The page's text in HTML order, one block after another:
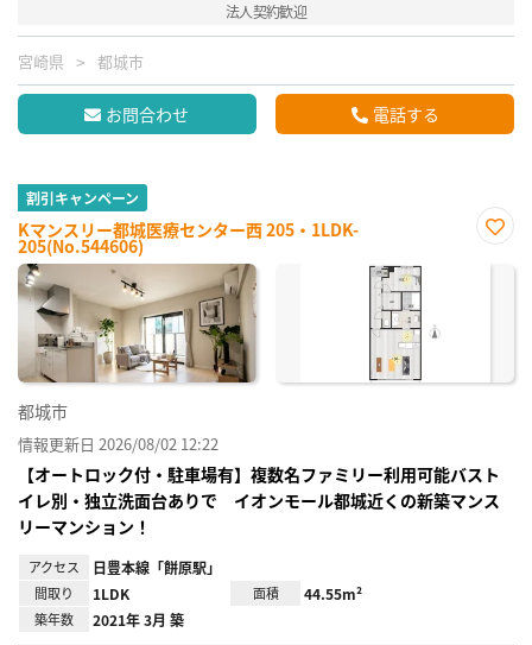
法人契約歓迎
宮崎県 都城市
お問合わせ 電話する
割引キャンペーン
Kマンスリー都城医療センター西 205・1LDK-
205(No.544606)
に入
都城市
情報更新日 2026/08/02 12:22
【オートロック付・駐車場有】複数名ファミリー利用可能バスト
イレ別・独立洗面台ありで イオンモール都城近くの新築マンス
リーマンション！
アクセス 日豊本線「餅原駅」
間取り 1LDK 面積 44.55m²
築年数 2021年 3月 築